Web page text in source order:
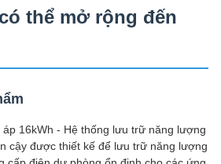
thể mở rộng đến
16kWh - Hệ thống lưu trữ năng lượng
cậy được thiết kế để lưu trữ năng lượng